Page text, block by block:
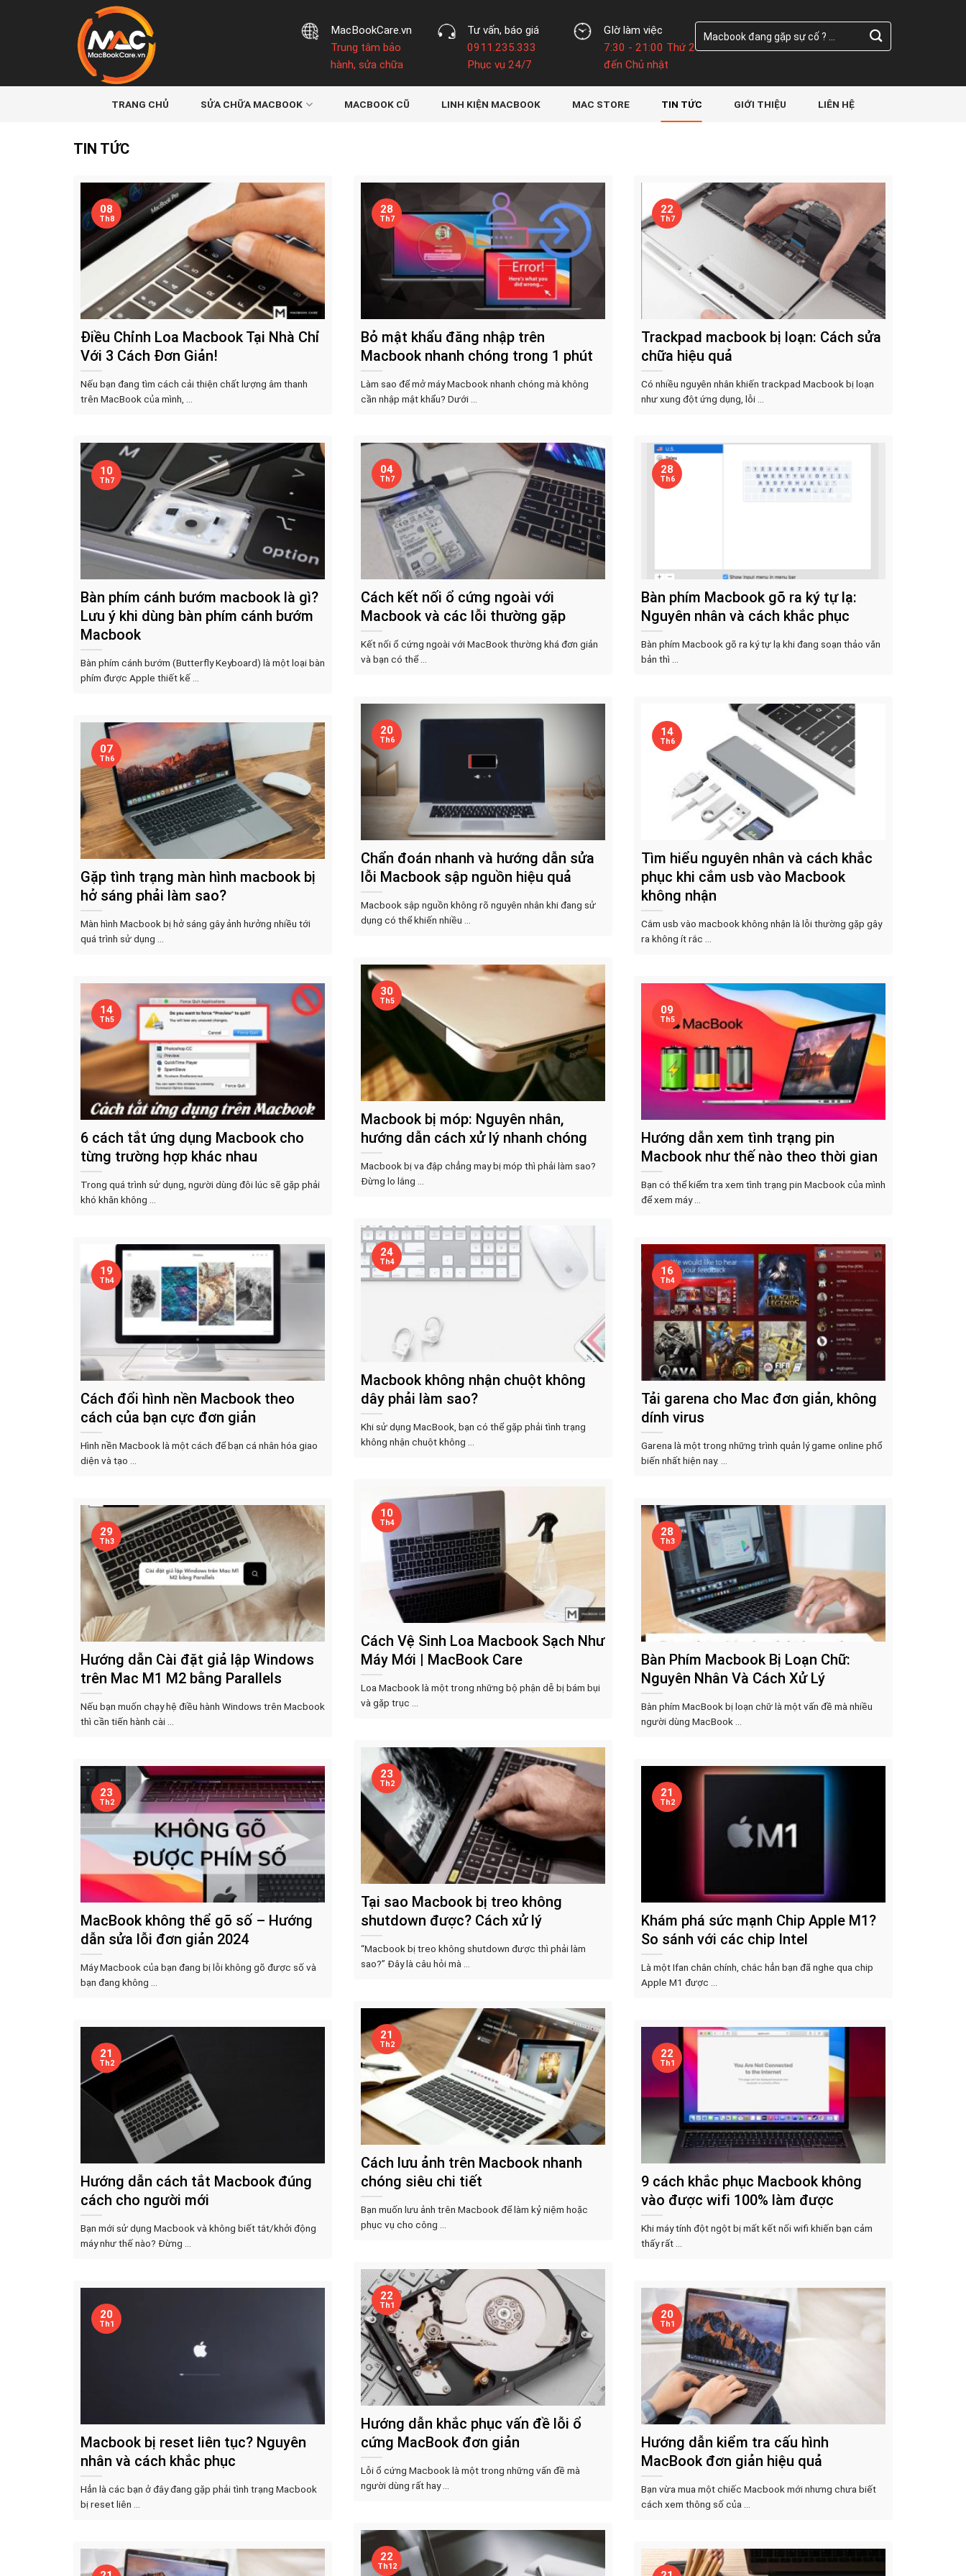
MacBookCare.vn
Trung tâm bảo
hành, sửa chữa
Tư vấn, báo giá
0911.235.333
Phục vụ 24/7
GIờ làm việc
7:30 - 21:00 Thứ 2
đến Chủ nhật
Tìm
kiếm:
TRANG CHỦ SỬA CHỮA MACBOOK MACBOOK CŨ LINH KIỆN MACBOOK MAC STORE TIN TỨC GIỚI THIỆU LIÊN HỆ
TIN TỨC
Điều Chỉnh Loa Macbook Tại Nhà Chỉ
Với 3 Cách Đơn Giản!
Nếu bạn đang tìm cách cải thiện chất lượng âm thanh
trên MacBook của mình, ...
08
Th8
Bỏ mật khẩu đăng nhập trên
Macbook nhanh chóng trong 1 phút
Làm sao để mở máy Macbook nhanh chóng mà không
cần nhập mật khẩu? Dưới ...
28
Th7
Trackpad macbook bị loạn: Cách sửa
chữa hiệu quả
Có nhiều nguyên nhân khiến trackpad Macbook bị loạn
như xung đột ứng dụng, lỗi ...
22
Th7
Bàn phím cánh bướm macbook là gì?
Lưu ý khi dùng bàn phím cánh bướm
Macbook
Bàn phím cánh bướm (Butterfly Keyboard) là một loại bàn
phím được Apple thiết kế ...
10
Th7
Cách kết nối ổ cứng ngoài với
Macbook và các lỗi thường gặp
Kết nối ổ cứng ngoài với MacBook thường khá đơn giản
và bạn có thể ...
04
Th7
Bàn phím Macbook gõ ra ký tự lạ:
Nguyên nhân và cách khắc phục
Bàn phím Macbook gõ ra ký tự lạ khi đang soạn thảo văn
bản thì ...
28
Th6
Chẩn đoán nhanh và hướng dẫn sửa
lỗi Macbook sập nguồn hiệu quả
Macbook sập nguồn không rõ nguyên nhân khi đang sử
dụng có thể khiến nhiều ...
20
Th6
Tìm hiểu nguyên nhân và cách khắc
phục khi cắm usb vào Macbook
không nhận
Cắm usb vào macbook không nhận là lỗi thường gặp gây
ra không ít rắc ...
14
Th6
Gặp tình trạng màn hình macbook bị
hở sáng phải làm sao?
Màn hình Macbook bị hở sáng gây ảnh hưởng nhiều tới
quá trình sử dụng ...
07
Th6
Macbook bị móp: Nguyên nhân,
hướng dẫn cách xử lý nhanh chóng
Macbook bị va đập chẳng may bị móp thì phải làm sao?
Đừng lo lắng ...
30
Th5
6 cách tắt ứng dụng Macbook cho
từng trường hợp khác nhau
Trong quá trình sử dụng, người dùng đôi lúc sẽ gặp phải
khó khăn không ...
14
Th5
Hướng dẫn xem tình trạng pin
Macbook như thế nào theo thời gian
Bạn có thể kiểm tra xem tình trạng pin Macbook của mình
để xem máy ...
09
Th5
Macbook không nhận chuột không
dây phải làm sao?
Khi sử dụng MacBook, bạn có thể gặp phải tình trạng
không nhận chuột không ...
24
Th4
Cách đổi hình nền Macbook theo
cách của bạn cực đơn giản
Hình nền Macbook là một cách để bạn cá nhân hóa giao
diện và tạo ...
19
Th4
Tải garena cho Mac đơn giản, không
dính virus
Garena là một trong những trình quản lý game online phổ
biến nhất hiện nay. ...
16
Th4
Cách Vệ Sinh Loa Macbook Sạch Như
Máy Mới | MacBook Care
Loa Macbook là một trong những bộ phận dễ bị bám bụi
và gặp trục ...
10
Th4
Hướng dẫn Cài đặt giả lập Windows
trên Mac M1 M2 bằng Parallels
Nếu bạn muốn chạy hệ điều hành Windows trên Macbook
thì cần tiến hành cài ...
29
Th3
Bàn Phím Macbook Bị Loạn Chữ:
Nguyên Nhân Và Cách Xử Lý
Bàn phím MacBook bị loạn chữ là một vấn đề mà nhiều
người dùng MacBook ...
28
Th3
Tại sao Macbook bị treo không
shutdown được? Cách xử lý
“Macbook bị treo không shutdown được thì phải làm
sao?” Đây là câu hỏi mà ...
23
Th2
MacBook không thể gõ số – Hướng
dẫn sửa lỗi đơn giản 2024
Máy Macbook của bạn đang bị lỗi không gõ được số và
bạn đang không ...
23
Th2
Khám phá sức mạnh Chip Apple M1?
So sánh với các chip Intel
Là một Ifan chân chính, chắc hẳn bạn đã nghe qua chip
Apple M1 được ...
21
Th2
Cách lưu ảnh trên Macbook nhanh
chóng siêu chi tiết
Bạn muốn lưu ảnh trên Macbook để làm kỷ niệm hoặc
phục vụ cho công ...
21
Th2
Hướng dẫn cách tắt Macbook đúng
cách cho người mới
Bạn mới sử dụng Macbook và không biết tắt/khởi động
máy như thế nào? Đừng ...
21
Th2
9 cách khắc phục Macbook không
vào được wifi 100% làm được
Khi máy tính đột ngột bị mất kết nối wifi khiến bạn cảm
thấy rất ...
22
Th1
Hướng dẫn khắc phục vấn đề lỗi ổ
cứng MacBook đơn giản
Lỗi ổ cứng Macbook là một trong những vấn đề mà
người dùng rất hay ...
22
Th1
Macbook bị reset liên tục? Nguyên
nhân và cách khắc phục
Hẳn là các bạn ở đây đang gặp phải tình trạng Macbook
bị reset liên ...
20
Th1
Hướng dẫn kiểm tra cấu hình
MacBook đơn giản hiệu quả
Bạn vừa mua một chiếc Macbook mới nhưng chưa biết
cách xem thông số của ...
20
Th1
22
Th12